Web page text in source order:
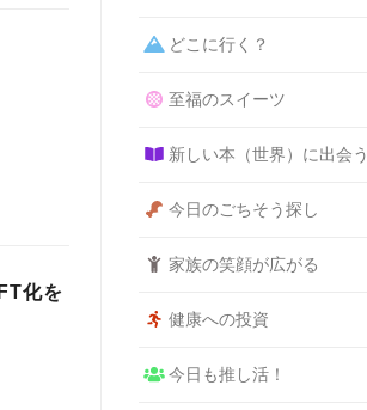
化を
どこに行く？
至福のスイーツ
新しい本（世界）に出会う
今日のごちそう探し
家族の笑顔が広がる
健康への投資
今日も推し活！